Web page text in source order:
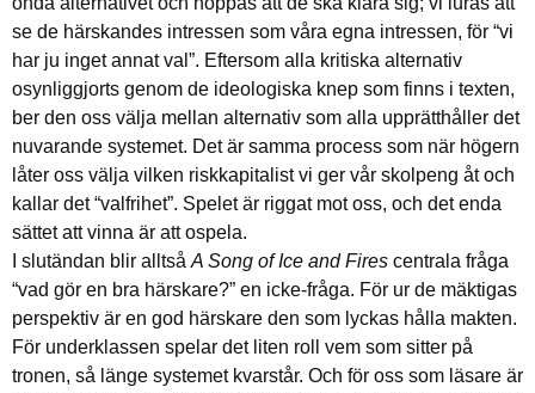
se de härskandes intressen som våra egna intressen, för “vi
har ju inget annat val”. Eftersom alla kritiska alternativ
osynliggjorts genom de ideologiska knep som finns i texten,
ber den oss välja mellan alternativ som alla upprätthåller det
nuvarande systemet. Det är samma process som när högern
låter oss välja vilken riskkapitalist vi ger vår skolpeng åt och
kallar det “valfrihet”. Spelet är riggat mot oss, och det enda
sättet att vinna är att ospela.
I slutändan blir alltså A Song of Ice and Fires centrala fråga
“vad gör en bra härskare?” en icke-fråga. För ur de mäktigas
perspektiv är en god härskare den som lyckas hålla makten.
För underklassen spelar det liten roll vem som sitter på
tronen, så länge systemet kvarstår. Och för oss som läsare är